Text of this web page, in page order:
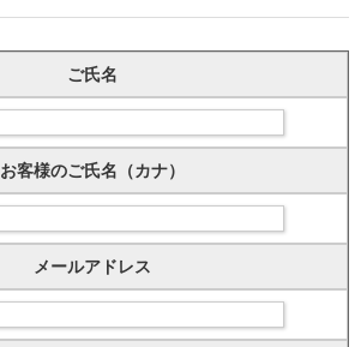
ご氏名
お客様のご氏名（カナ）
メールアドレス